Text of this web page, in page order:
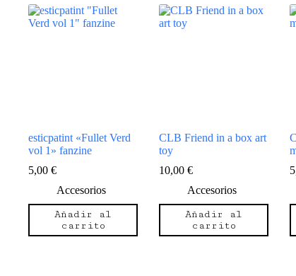
esticpatint «Fullet Verd
vol 1» fanzine
5,00 €
Accesorios
Añadir al
carrito
CLB Friend in a box art
toy
10,00 €
Accesorios
Añadir al
carrito